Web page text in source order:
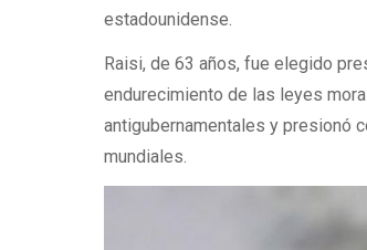
estadounidense.
Raisi, de 63 años, fue elegido
endurecimiento de las leyes
antigubernamentales y presionó
mundiales.